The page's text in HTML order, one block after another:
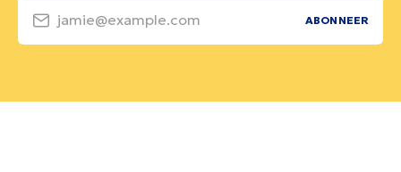
jamie@example.com ABONNEER